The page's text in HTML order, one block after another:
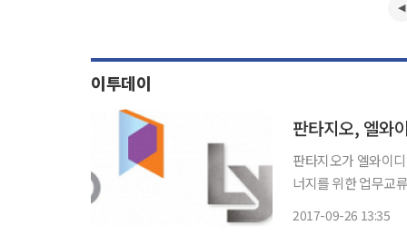
이투데이
판타지오가 엘와이
너지를 위한 업무교류협약을 맺었다
2017-09-26 13:35